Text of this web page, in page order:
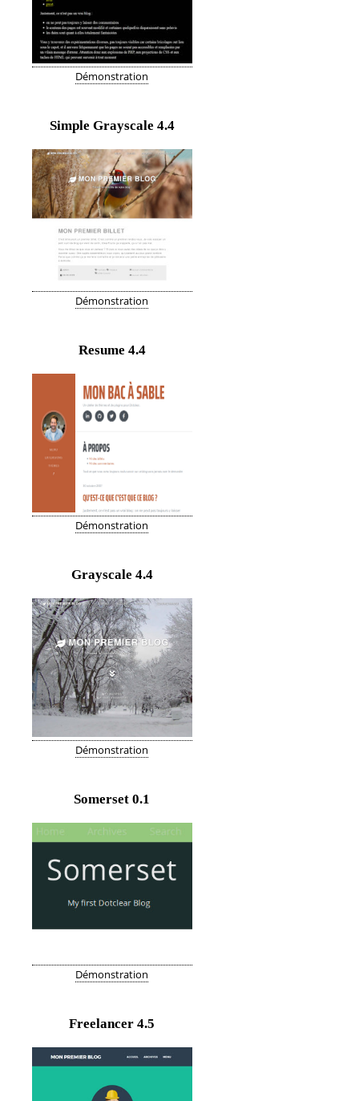
Démonstration
Simple Grayscale 4.4
Démonstration
Resume 4.4
Démonstration
Grayscale 4.4
Démonstration
Somerset 0.1
Démonstration
Freelancer 4.5